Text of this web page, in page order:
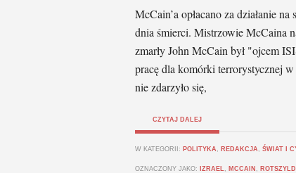
McCain’a opłacano za działanie
dnia śmierci. Mistrzowie McCaina
zmarły John McCain był "ojcem
pracę dla komórki terrorystycznej
nie zdarzyło się,
CZYTAJ DALEJ
W KATEGORII: POLITYKA , REDAKCJA , ŚWIAT I
OZNACZONY JAKO: IZRAEL, MCCAIN ,